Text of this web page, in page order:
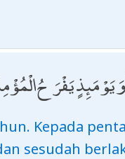
وَيَوْمَئِذٍ يَفْرَحُ
Kepada
sesudah